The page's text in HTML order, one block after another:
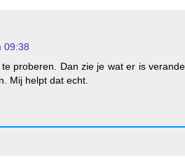
09:38
proberen. Dan zie je wat er is
Mij helpt dat echt.